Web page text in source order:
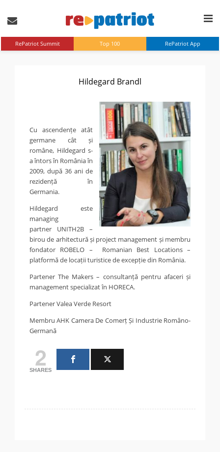
RePatriot Summit Top 100 RePatriot App
Hildegard Brandl
Cu ascendențe atât
germane cât și
române, Hildegard s-
a întors în România în
2009, după 36 ani de
rezidență în
Germania.
Hildegard este
managing
partner UNITH2B –
birou de arhitectură și project management și membru
fondator ROBELO – Romanian Best Locations –
platformă de locații turistice de excepție din România.
Partener The Makers – consultanță pentru afaceri și
management specializat în HORECA.
Partener Valea Verde Resort
Membru AHK Camera De Comerț Și Industrie Româno-
Germană
2
SHARES